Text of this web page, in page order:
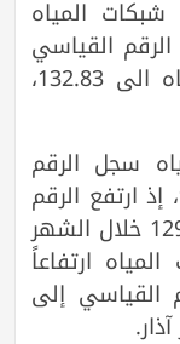
المياه
إذ ارتفع الرقم القياسي
لأسعار تكاليف إنشاء شبكات المياه الى 132.83،
سجل الرقم
ارتفاعاً حاداً نسبته 7.62%، إذ ارتفع الرقم
القياسي إلى 139.61 مقارنة بـ 129.72 خلال الشهر
ارتفاعاً
الرقم القياسي إلى